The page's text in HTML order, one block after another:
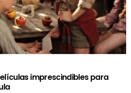
imprescindibles para